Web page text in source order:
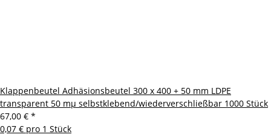
Klappenbeutel Adhäsionsbeutel 300 x 400 + 50 mm LDPE
transparent 50 mµ selbstklebend/wiederverschließbar 1000 Stück
67,00 € *
0,07 € pro 1 Stück